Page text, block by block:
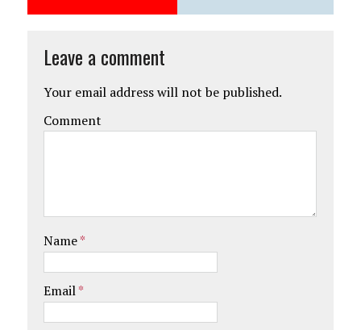
Leave a comment
Your email address will not be published.
Comment
Name*
Email*